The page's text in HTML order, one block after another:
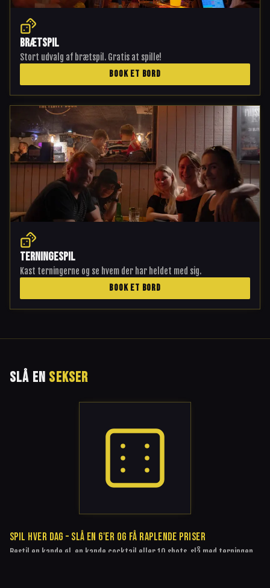
Brætspil
Stort udvalg af brætspil. Gratis at spille!
BOOK ET BORD
Terningespil
Kast terningerne og se hvem der har heldet med sig.
BOOK ET BORD
SLÅ EN SEKSER
SPIL HVER DAG – SLÅ EN 6'ER OG FÅ RAPLENDE PRISER
Bestil en kande øl, en kande cocktail eller 10 shots, slå med terningen,